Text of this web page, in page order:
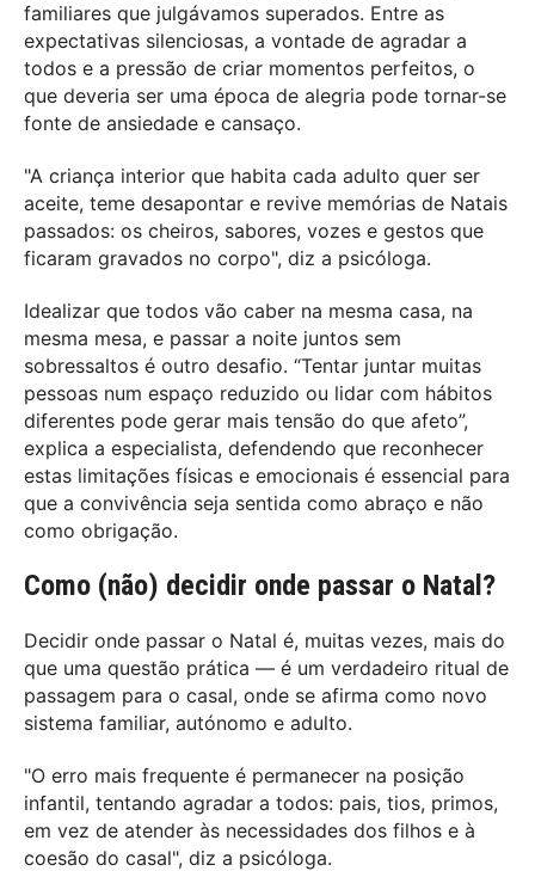
familiares que julgávamos superados. Entre as
expectativas silenciosas, a vontade de agradar a
todos e a pressão de criar momentos perfeitos, o
que deveria ser uma época de alegria pode tornar-se
fonte de ansiedade e cansaço.
"A criança interior que habita cada adulto quer ser
aceite, teme desapontar e revive memórias de Natais
passados: os cheiros, sabores, vozes e gestos que
ficaram gravados no corpo", diz a psicóloga.
Idealizar que todos vão caber na mesma casa, na
mesma mesa, e passar a noite juntos sem
sobressaltos é outro desafio. “Tentar juntar muitas
pessoas num espaço reduzido ou lidar com hábitos
diferentes pode gerar mais tensão do que afeto”,
explica a especialista, defendendo que reconhecer
estas limitações físicas e emocionais é essencial para
que a convivência seja sentida como abraço e não
como obrigação.
Como (não) decidir onde passar o Natal?
Decidir onde passar o Natal é, muitas vezes, mais do
que uma questão prática — é um verdadeiro ritual de
passagem para o casal, onde se afirma como novo
sistema familiar, autónomo e adulto.
"O erro mais frequente é permanecer na posição
infantil, tentando agradar a todos: pais, tios, primos,
em vez de atender às necessidades dos filhos e à
coesão do casal", diz a psicóloga.